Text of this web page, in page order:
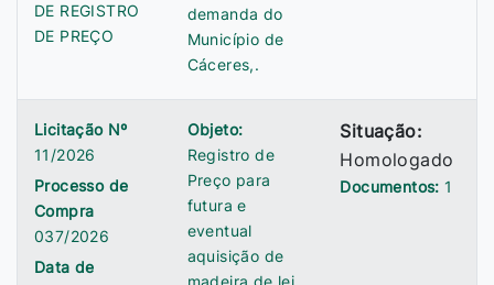
DE REGISTRO
DE PREÇO
demanda do
Município de
Cáceres,.
Licitação Nº
11/2026
Processo de
Compra
037/2026
Data de
Objeto:
Registro de
Preço para
futura e
eventual
aquisição de
Situação:
Homologado
Documentos: 1